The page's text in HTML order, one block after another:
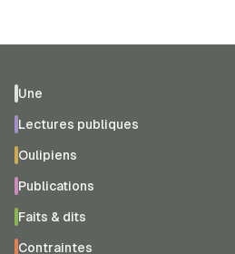
Une
Lectures publiques
Oulipiens
Publications
Faits & dits
Contraintes